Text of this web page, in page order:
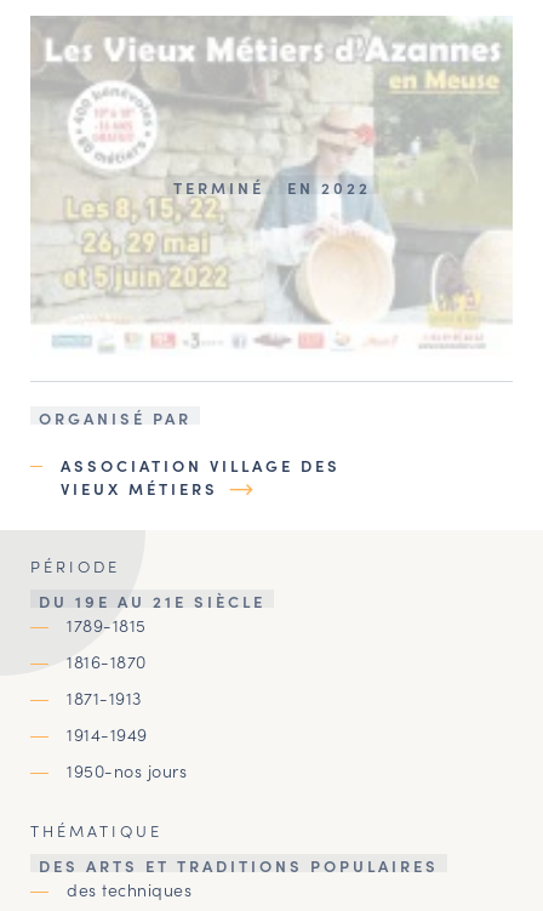
TERMINÉ EN 2022
ORGANISÉ PAR
ASSOCIATION VILLAGE DES
VIEUX MÉTIERS
PÉRIODE
DU 19E AU 21E SIÈCLE
1789-1815
1816-1870
1871-1913
1914-1949
1950-nos jours
THÉMATIQUE
DES ARTS ET TRADITIONS POPULAIRES
des techniques